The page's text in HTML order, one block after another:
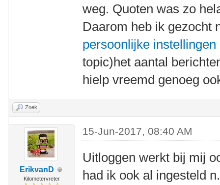
weg. Quoten was zo
Daarom heb ik gezocht
persoonlijke instellingen
topic)het aantal
hielp vreemd genoeg
Zoek
ErikvanD
Kilometervreter
15-Jun-2017, 08:40 AM
Uitloggen werkt bij mij
had ik ook al ingesteld